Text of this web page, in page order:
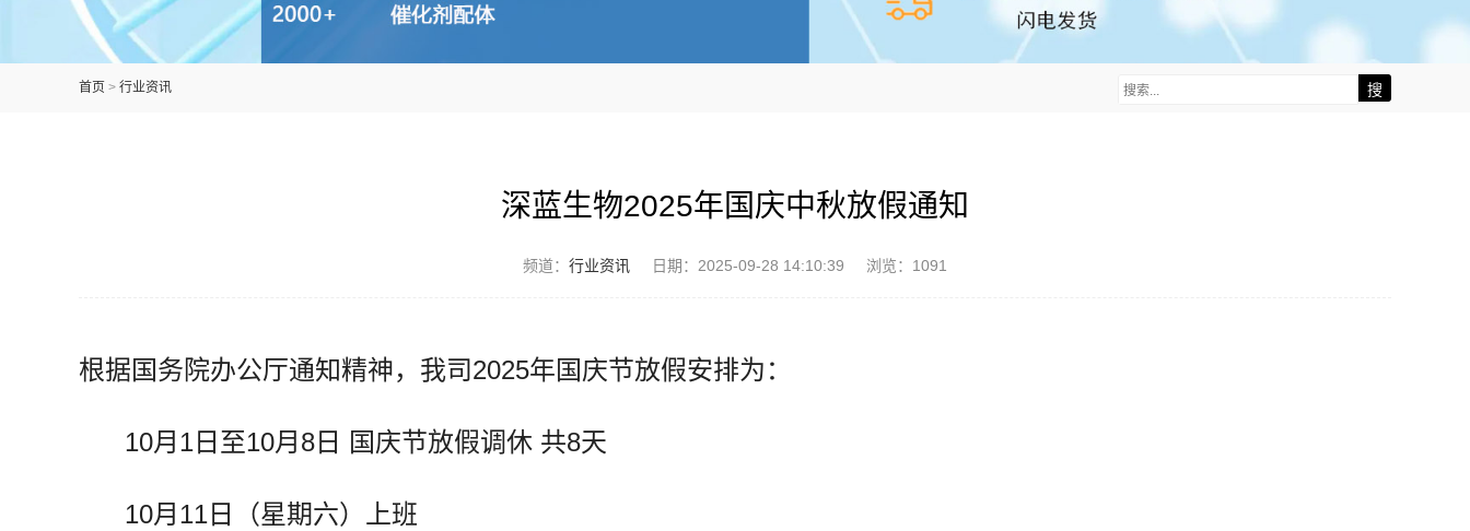
首页 > 行业资讯
深蓝生物2025年国庆中秋放假通知
频道： 行业资讯 日期： 2025-09-28 14:10:39 浏览：1091
根据国务院办公厅通知精神，我司2025年国庆节放假安排为：
10月1日至10月8日 国庆节放假调休 共8天
10月11日（星期六）上班